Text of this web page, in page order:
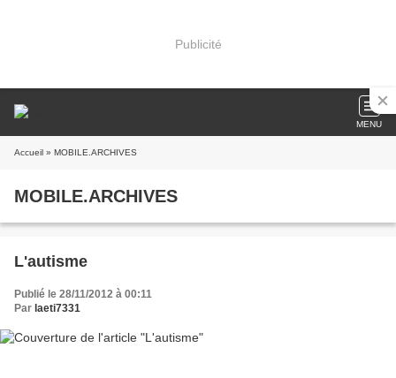
Publicité
MENU
Accueil » MOBILE.ARCHIVES
MOBILE.ARCHIVES
L'autisme
Publié le 28/11/2012 à 00:11
Par laeti7331